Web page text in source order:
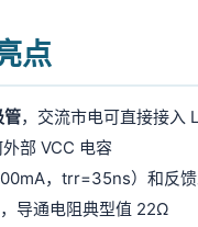
点
管，交流市电可直接接入
部 VCC 电容
，trr=35ns）和反
导通电阻典型值 22Ω